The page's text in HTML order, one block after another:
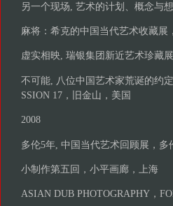
另一个现场, 艺术的计划、概念与
麻将：希克的中国当代艺术收藏展
虚实相映, 瑞银集团新近艺术珍藏
不可能, 八位中国艺术家荒诞的约
SSION 17，旧金山，美国
2008
多伦5年, 中国当代艺术回顾展，多
小制作第五回，小平画廊，上海
ASIAN DUB PHOTOGRAPHY，